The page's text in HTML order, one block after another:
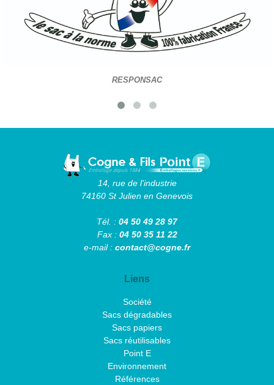
14, rue de l'industrie
74160 St Julien en Genevois
Tél. : 04 50 49 28 97
Fax : 04 50 35 11 22
e-mail : contact@cogne.fr
Liens
Société
Sacs dégradables
Sacs papiers
Sacs réutilisables
Point E
Environnement
Références